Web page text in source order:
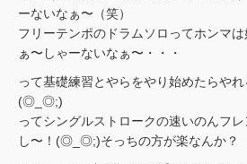
ーないなぁ〜（笑）
フリーテンポのドラムソロってホンマ
ぁ〜しゃーないなぁ〜・・・
って基礎練習とやらをやり始めたらやれ
(◎_◎;)
ってシングルストロークの速いのんフ
し〜！(◎_◎;)そっちの方が楽なんか？（